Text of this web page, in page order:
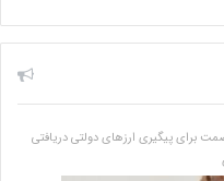
برای پیگیری ارزهای دولتی دریافتی